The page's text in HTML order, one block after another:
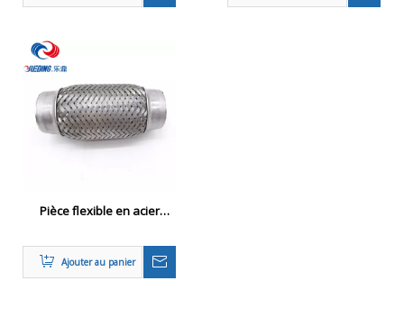
Pièce flexible en acier
inoxydable
Ajouter au panier